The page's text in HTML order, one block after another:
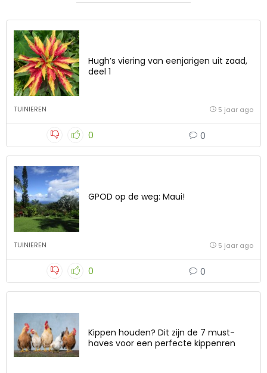
Hugh’s viering van eenjarigen uit zaad,
deel 1
TUINIEREN 5 jaar ago
0 0
GPOD op de weg: Maui!
TUINIEREN 5 jaar ago
0 0
Kippen houden? Dit zijn de 7 must-
haves voor een perfecte kippenren